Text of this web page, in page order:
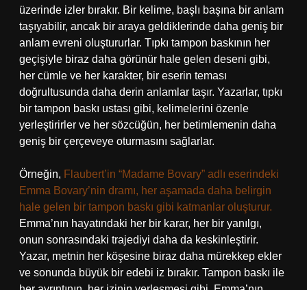
üzerinde izler bırakır. Bir kelime, başlı başına bir anlam
taşıyabilir, ancak bir araya geldiklerinde daha geniş bir
anlam evreni oluştururlar. Tıpkı tampon baskının her
geçişiyle biraz daha görünür hale gelen deseni gibi,
her cümle ve her karakter, bir eserin teması
doğrultusunda daha derin anlamlar taşır. Yazarlar, tıpkı
bir tampon baskı ustası gibi, kelimelerini özenle
yerleştirirler ve her sözcüğün, her betimlemenin daha
geniş bir çerçeveye oturmasını sağlarlar.
Örneğin, Flaubert’in “Madame Bovary” adlı eserindeki
Emma Bovary’nin dramı, her aşamada daha belirgin
hale gelen bir tampon baskı gibi katmanlar oluşturur.
Emma’nın hayatındaki her bir karar, her bir yanılgı,
onun sonrasındaki trajediyi daha da keskinleştirir.
Yazar, metnin her köşesine biraz daha mürekkep ekler
ve sonunda büyük bir edebi iz bırakır. Tampon baskı ile